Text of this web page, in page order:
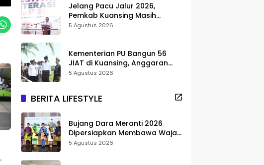
Jelang Pacu Jalur 2026,
Pemkab Kuansing Masih
Tunggu Kepastian Menteri
5 Agustus 2026
Kementerian PU Bangun 56
JIAT di Kuansing, Anggaran
Capai Rp101 Miliar
5 Agustus 2026
BERITA LIFESTYLE
Bujang Dara Meranti 2026
Dipersiapkan Membawa Wajah
Daerah ke Publik
5 Agustus 2026